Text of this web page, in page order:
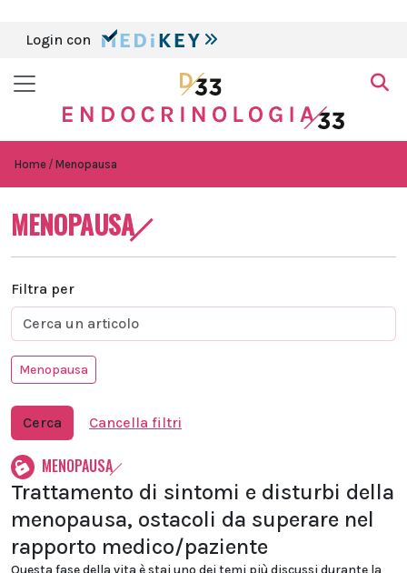
Login con
Home Menopausa
MENOPAUSA
Filtra per
Menopausa
Cerca Cancella filtri
MENOPAUSA
Trattamento di sintomi e disturbi della
menopausa, ostacoli da superare nel
rapporto medico/paziente
Questa fase della vita è stai uno dei temi più discussi durante la